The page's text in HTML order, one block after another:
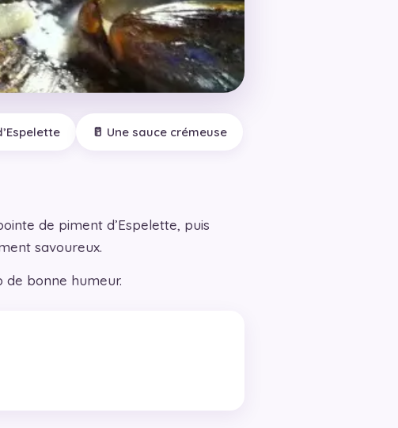
🥛 Une sauce crémeuse
de piment d’Espelette, puis
savoureux.
bonne humeur.